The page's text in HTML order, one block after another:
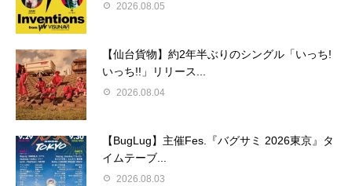
2026.08.05
【仙台貨物】約2年半ぶりのシングル「いっち!
いっち!!」リリース...
2026.08.04
【BugLug】主催Fes.『バグサミ 2026東京』タ
イムテーブ...
2026.08.03